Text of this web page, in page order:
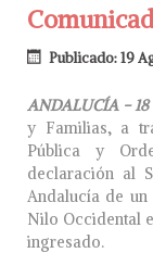
Publicado: 19
ANDALUCÍA - 18
y Familias, a
Pública y
declaración al
Andalucía de
Nilo Occidental
ingresado.